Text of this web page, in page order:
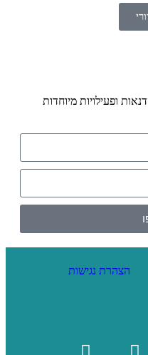
ופעילויות מיוחדות
הצהרת נגישות